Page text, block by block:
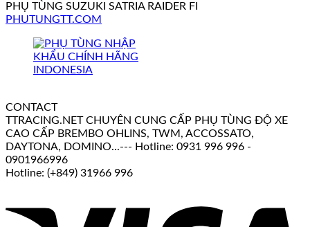
PHỤ TÙNG SUZUKI SATRIA RAIDER FI
PHUTUNGTT.COM
CONTACT
TTRACING.NET CHUYÊN CUNG CẤP PHỤ TÙNG ĐỘ XE
CAO CẤP BREMBO OHLINS, TWM, ACCOSSATO,
DAYTONA, DOMINO...--- Hotline: 0931 996 996 -
0901966996
Hotline: (+849) 31966 996